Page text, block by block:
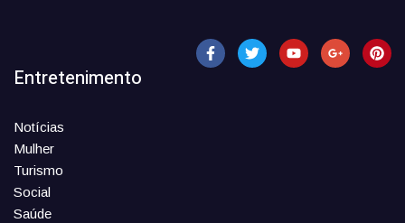
Entretenimento
Notícias
Mulher
Turismo
Social
Saúde